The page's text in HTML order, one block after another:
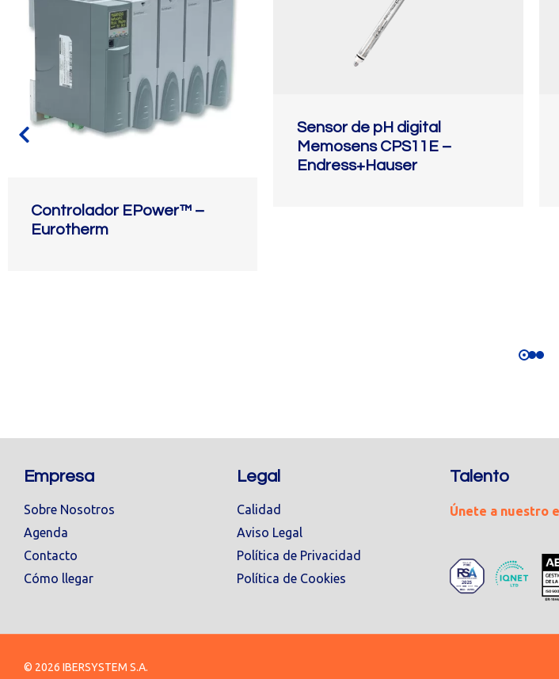
Controlador EPower™ –
Eurotherm
Sensor de pH digital
Memosens CPS11E –
Endress+Hauser
Empresa
Sobre Nosotros
Agenda
Contacto
Cómo llegar
Legal
Calidad
Aviso Legal
Política de Privacidad
Política de Cookies
Talento
Únete a nuestro
© 2026 IBERSYSTEM S.A.